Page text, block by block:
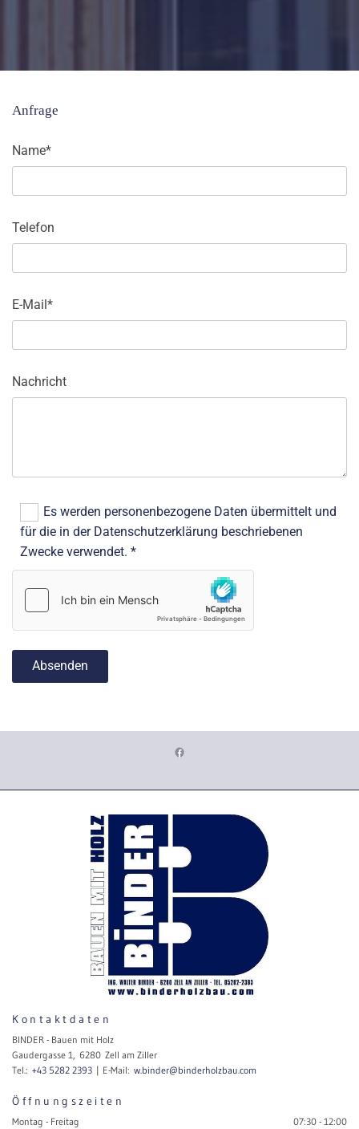
Anfrage
Name*
Telefon
E-Mail*
Nachricht
Es werden personenbezogene Daten übermittelt und
für die in der Datenschutzerklärung beschriebenen
Zwecke verwendet. *
Kontaktdaten
BINDER - Bauen mit Holz
Gaudergasse 1, 6280 Zell am Ziller
Tel.: +43 5282 2393 | E-Mail: w.binder@binderholzbau.com
Öffnungszeiten
Montag - Freitag 07:30 - 12:00